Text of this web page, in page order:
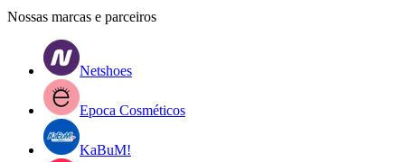
Nossas marcas e parceiros
Netshoes
Epoca Cosméticos
KaBuM!